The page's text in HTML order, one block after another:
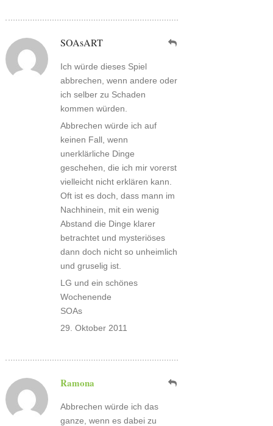
SOAsART
Ich würde dieses Spiel
abbrechen, wenn andere oder
ich selber zu Schaden
kommen würden.
Abbrechen würde ich auf
keinen Fall, wenn
unerklärliche Dinge
geschehen, die ich mir vorerst
vielleicht nicht erklären kann.
Oft ist es doch, dass mann im
Nachhinein, mit ein wenig
Abstand die Dinge klarer
betrachtet und mysteriöses
dann doch nicht so unheimlich
und gruselig ist.
LG und ein schönes
Wochenende
SOAs
29. Oktober 2011
Ramona
Abbrechen würde ich das
ganze, wenn es dabei zu